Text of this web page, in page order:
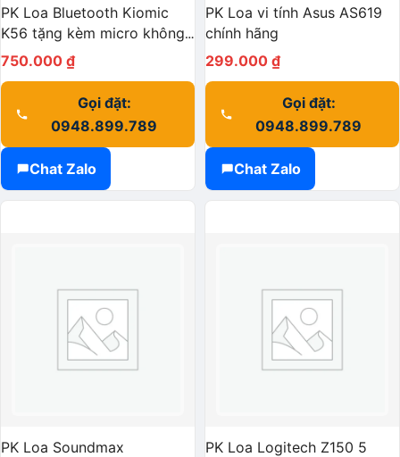
PK Loa Bluetooth Kiomic
K56 tặng kèm micro không
dây
750.000 ₫
Gọi đặt:
0948.899.789
Chat Zalo
PK Loa vi tính Asus AS619
chính hãng
299.000 ₫
Gọi đặt:
0948.899.789
Chat Zalo
PK Loa Soundmax
PK Loa Logitech Z150 5